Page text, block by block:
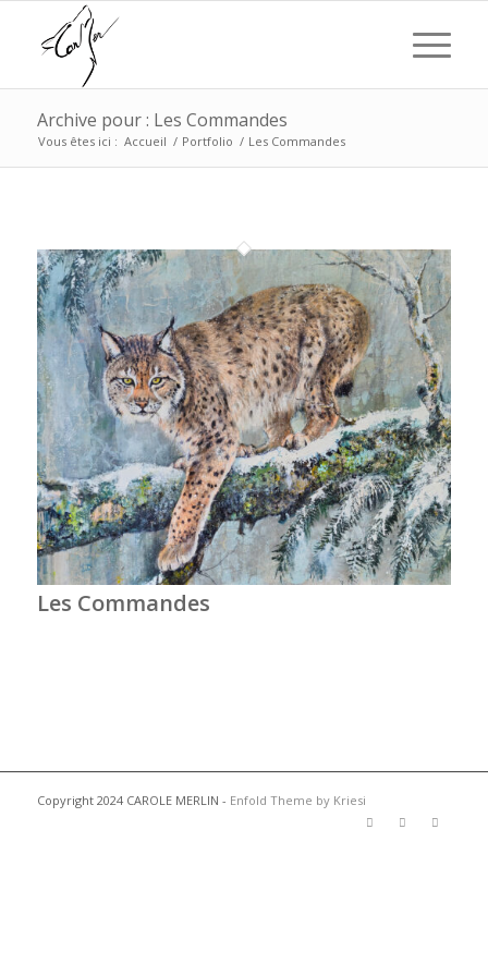
Archive pour : Les Commandes
Vous êtes ici : Accueil / Portfolio / Les Commandes
Les Commandes
Copyright 2024 CAROLE MERLIN - Enfold Theme by Kriesi